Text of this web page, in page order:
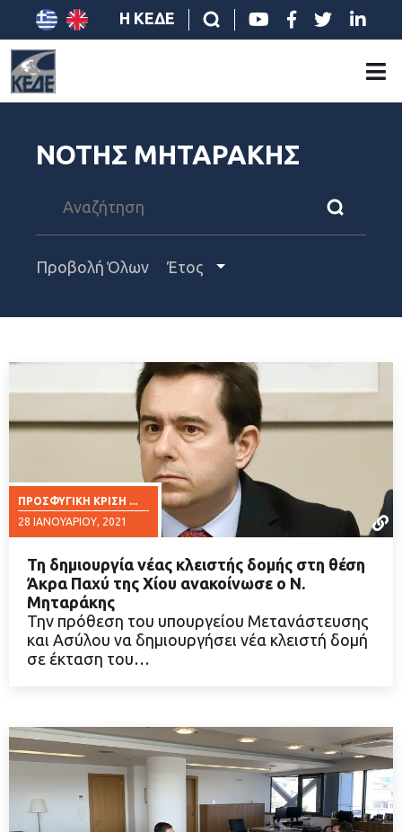
Η ΚΕΔΕ
ΝΟΤΗΣ ΜΗΤΑΡΑΚΗΣ
Προβολή Όλων Έτος
ΠΡΟΣΦΥΓΙΚΉ ΚΡΊΣΗ ...
28 ΙΑΝΟΥΑΡΊΟΥ, 2021
ΔΙΑΒΑΣΤΕ ΠΕΡΙΣΣΟΤΕΡΑ
Τη δημιουργία νέας κλειστής δομής στη θέση
Άκρα Παχύ της Χίου ανακοίνωσε ο Ν.
Μηταράκης
Την πρόθεση του υπουργείου Μετανάστευσης
και Ασύλου να δημιουργήσει νέα κλειστή δομή
σε έκταση του…